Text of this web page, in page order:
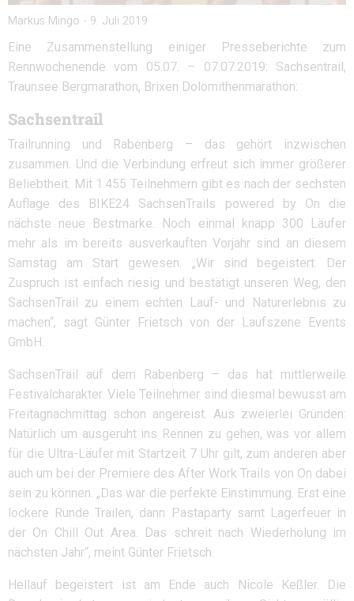
Markus Mingo - 9. Juli 2019
Eine Zusammenstellung einiger Presseberichte zum
Rennwochenende vom 05.07. – 07.07.2019: Sachsentrail,
Traunsee Bergmarathon, Brixen Dolomithenmarathon:
Sachsentrail
Trailrunning und Rabenberg – das gehört inzwischen
zusammen. Und die Verbindung erfreut sich immer größerer
Beliebtheit. Mit 1.455 Teilnehmern gibt es nach der sechsten
Auflage des BIKE24 SachsenTrails powered by On die
nächste neue Bestmarke. Noch einmal knapp 300 Läufer
mehr als im bereits ausverkauften Vorjahr sind an diesem
Samstag am Start gewesen. „Wir sind begeistert. Der
Zuspruch ist einfach riesig und bestätigt unseren Weg, den
SachsenTrail zu einem echten Lauf- und Naturerlebnis zu
machen“, sagt Günter Frietsch von der Laufszene Events
GmbH.
SachsenTrail auf dem Rabenberg – das hat mittlerweile
Festivalcharakter. Viele Teilnehmer sind diesmal bewusst am
Freitagnachmittag schon angereist. Aus zweierlei Gründen:
Natürlich um ausgeruht ins Rennen zu gehen, was vor allem
für die Ultra-Läufer mit Startzeit 7 Uhr gilt, zum anderen aber
auch um bei der Premiere des After Work Trails von On dabei
sein zu können. „Das war die perfekte Einstimmung. Erst eine
lockere Runde Trailen, dann Pastaparty samt Lagerfeuer in
der On Chill Out Area. Das schreit nach Wiederholung im
nächsten Jahr“, meint Günter Frietsch.
Hellauf begeistert ist am Ende auch Nicole Keßler. Die